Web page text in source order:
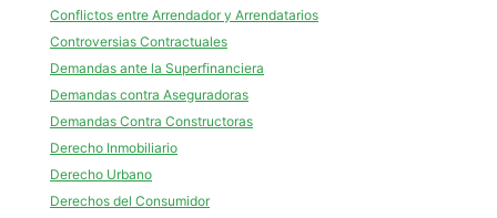
Conflictos entre Arrendador y Arrendatarios
Controversias Contractuales
Demandas ante la Superfinanciera
Demandas contra Aseguradoras
Demandas Contra Constructoras
Derecho Inmobiliario
Derecho Urbano
Derechos del Consumidor